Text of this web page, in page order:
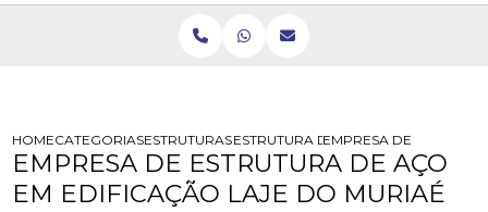
HOMECATEGORIASESTRUTURAS DE ACOESTRUTURA DE ACO PARA TELHADO
EMPRESA DE
EMPRESA DE ESTRUTURA DE AÇO
EM EDIFICAÇÃO LAJE DO MURIAÉ